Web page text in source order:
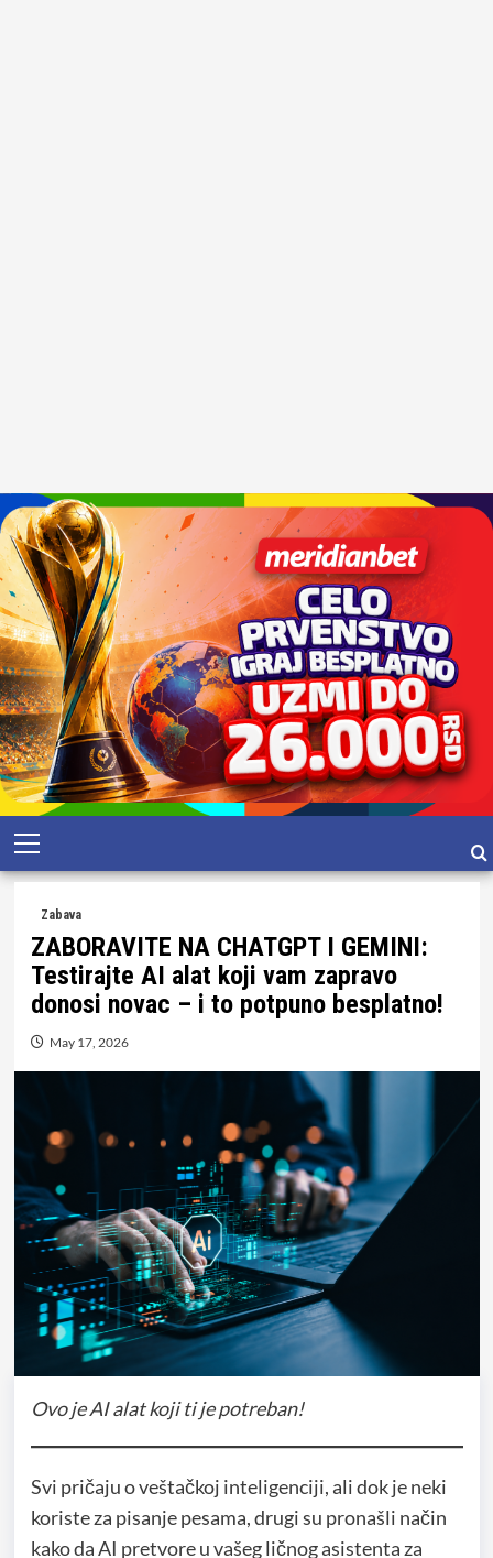
Skip
to
content
Primary
Menu
Zabava
ZABORAVITE NA CHATGPT I GEMINI:
Testirajte AI alat koji vam zapravo
donosi novac – i to potpuno besplatno!
May 17, 2026
Ovo je AI alat koji ti je potreban!
Svi pričaju o veštačkoj inteligenciji, ali dok je neki
koriste za pisanje pesama, drugi su pronašli način
kako da AI pretvore u vašeg ličnog asistenta za